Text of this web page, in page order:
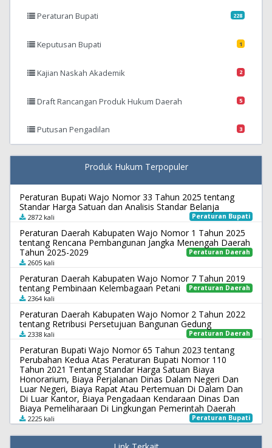
Peraturan Bupati 228
Keputusan Bupati 1
Kajian Naskah Akademik 2
Draft Rancangan Produk Hukum Daerah 5
Putusan Pengadilan 3
Produk Hukum Terpopuler
Peraturan Bupati Wajo Nomor 33 Tahun 2025 tentang
Standar Harga Satuan dan Analisis Standar Belanja
Peraturan Bupati
2872 kali
Peraturan Daerah Kabupaten Wajo Nomor 1 Tahun 2025
tentang Rencana Pembangunan Jangka Menengah Daerah
Tahun 2025-2029
Peraturan Daerah
2605 kali
Peraturan Daerah Kabupaten Wajo Nomor 7 Tahun 2019
tentang Pembinaan Kelembagaan Petani
Peraturan Daerah
2364 kali
Peraturan Daerah Kabupaten Wajo Nomor 2 Tahun 2022
tentang Retribusi Persetujuan Bangunan Gedung
Peraturan Daerah
2338 kali
Peraturan Bupati Wajo Nomor 65 Tahun 2023 tentang
Perubahan Kedua Atas Peraturan Bupati Nomor 110
Tahun 2021 Tentang Standar Harga Satuan Biaya
Honorarium, Biaya Perjalanan Dinas Dalam Negeri Dan
Luar Negeri, Biaya Rapat Atau Pertemuan Di Dalam Dan
Di Luar Kantor, Biaya Pengadaan Kendaraan Dinas Dan
Biaya Pemeliharaan Di Lingkungan Pemerintah Daerah
Peraturan Bupati
2225 kali